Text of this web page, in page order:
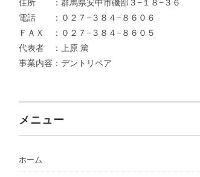
住所 ：群馬県安中市磯部３−１８−３６
電話 ：０２７−３８４−８６０６
ＦＡＸ ：０２７−３８４−８６０５
代表者 ：上原 篤
事業内容：デントリペア
メニュー
ホーム